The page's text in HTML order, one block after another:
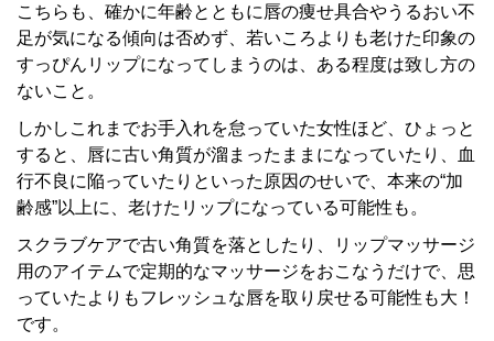
こちらも、確かに年齢とともに唇の痩せ具合やうるおい不
足が気になる傾向は否めず、若いころよりも老けた印象の
すっぴんリップになってしまうのは、ある程度は致し方の
ないこと。
しかしこれまでお手入れを怠っていた女性ほど、ひょっと
すると、唇に古い角質が溜まったままになっていたり、血
行不良に陥っていたりといった原因のせいで、本来の“加
齢感”以上に、老けたリップになっている可能性も。
スクラブケアで古い角質を落としたり、リップマッサージ
用のアイテムで定期的なマッサージをおこなうだけで、思
っていたよりもフレッシュな唇を取り戻せる可能性も大！
です。